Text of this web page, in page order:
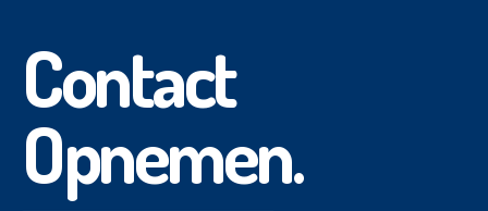
Contact
Opnemen.